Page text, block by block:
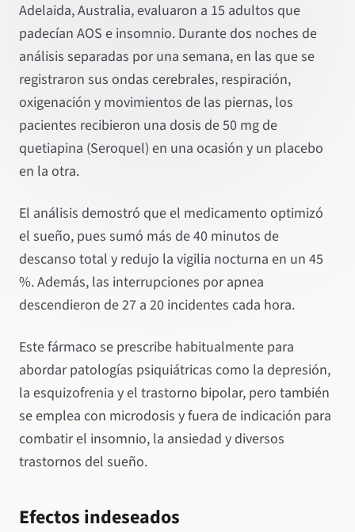
Adelaida, Australia, evaluaron a 15 adultos que
padecían AOS e insomnio. Durante dos noches de
análisis separadas por una semana, en las que se
registraron sus ondas cerebrales, respiración,
oxigenación y movimientos de las piernas, los
pacientes recibieron una dosis de 50 mg de
quetiapina (Seroquel) en una ocasión y un placebo
en la otra.
El análisis demostró que el medicamento optimizó
el sueño, pues sumó más de 40 minutos de
descanso total y redujo la vigilia nocturna en un 45
%. Además, las interrupciones por apnea
descendieron de 27 a 20 incidentes cada hora.
Este fármaco se prescribe habitualmente para
abordar patologías psiquiátricas como la depresión,
la esquizofrenia y el trastorno bipolar, pero también
se emplea con microdosis y fuera de indicación para
combatir el insomnio, la ansiedad y diversos
trastornos del sueño.
Efectos indeseados